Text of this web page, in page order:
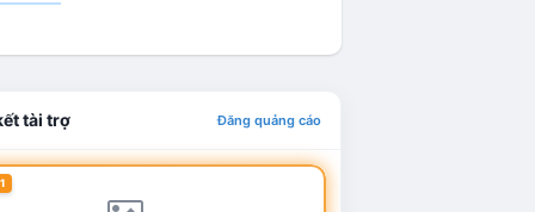
tài trợ Đăng quảng cáo